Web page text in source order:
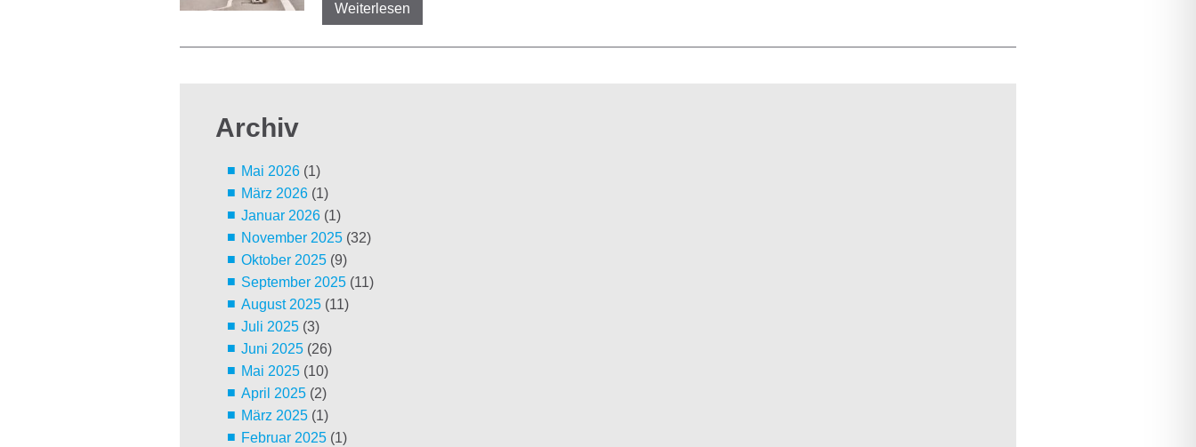
Weiterlesen
Archiv
Mai 2026(1)
März 2026(1)
Januar 2026(1)
November 2025(32)
Oktober 2025(9)
September 2025(11)
August 2025(11)
Juli 2025(3)
Juni 2025(26)
Mai 2025(10)
April 2025(2)
März 2025(1)
Februar 2025(1)